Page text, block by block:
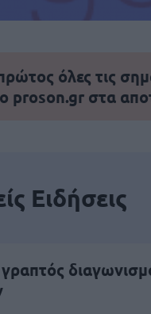
όλες τις
proson.gr στα
Ειδήσεις